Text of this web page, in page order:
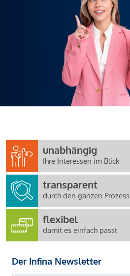
unabhängig
Ihre Interessen im Blick
transparent
durch den ganzen Prozess
flexibel
damit es einfach passt
Der Infina Newsletter